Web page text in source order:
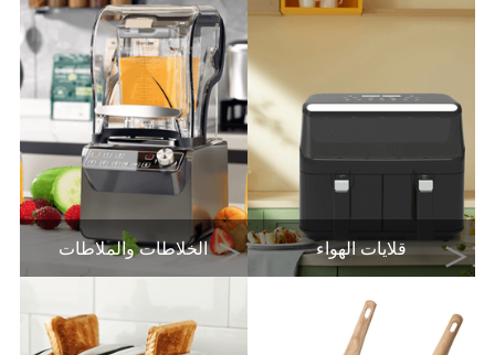
قلايات الهواء الخلاطات والملاطات